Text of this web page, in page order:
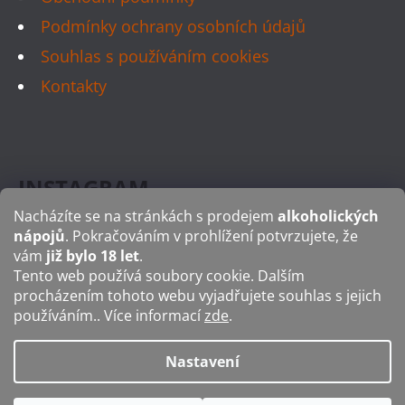
Nacházíte se na stránkách s prodejem alkoholických
nápojů. Pokračováním v prohlížení potvrzujete, že
vám již bylo 18 let.
Tento web používá soubory cookie. Dalším
procházením tohoto webu vyjadřujete souhlas s jejich
používáním.. Více informacízde.
Nastavení
Podmínky ochrany osobních údajů
Souhlas s používáním cookies
Kontakty
INSTAGRAM
FACEBOOK
Vytvořil Shoptet